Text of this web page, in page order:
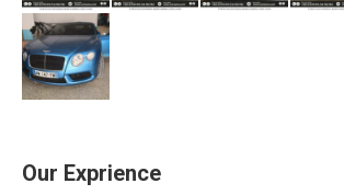
Our Exprience